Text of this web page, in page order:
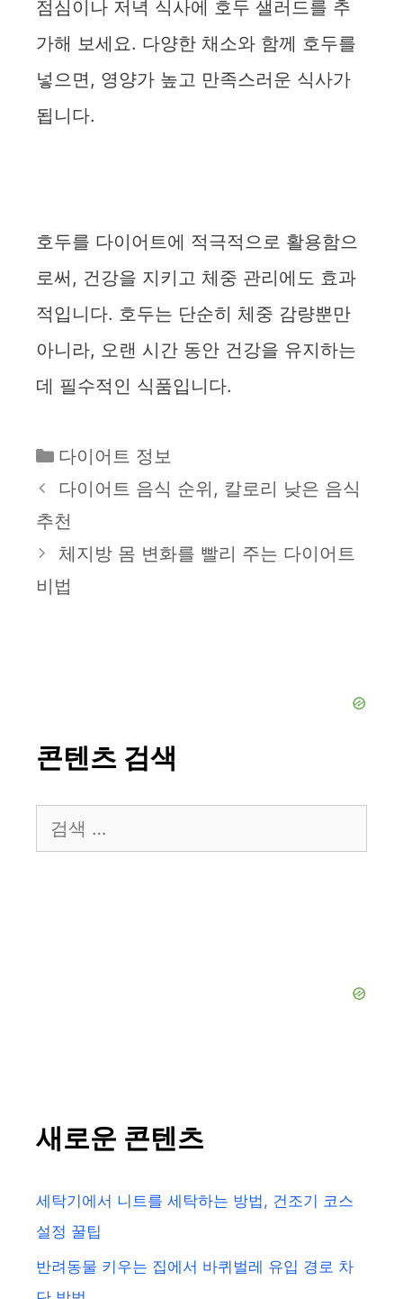
점심이나 저녁 식사에 호두 샐러드를 추
가해 보세요. 다양한 채소와 함께 호두를
넣으면, 영양가 높고 만족스러운 식사가
됩니다.
호두를 다이어트에 적극적으로 활용함으
로써, 건강을 지키고 체중 관리에도 효과
적입니다. 호두는 단순히 체중 감량뿐만
아니라, 오랜 시간 동안 건강을 유지하는
데 필수적인 식품입니다.
카
테
리
다이어트 정보
다이어트 음식 순위, 칼로리 낮은 음식
추천
체지방 몸 변화를 빨리 주는 다이어트
비법
콘텐츠 검색
색:
새로운 콘텐츠
세탁기에서 니트를 세탁하는 방법, 건조기 코스
설정 꿀팁
반려동물 키우는 집에서 바퀴벌레 유입 경로 차